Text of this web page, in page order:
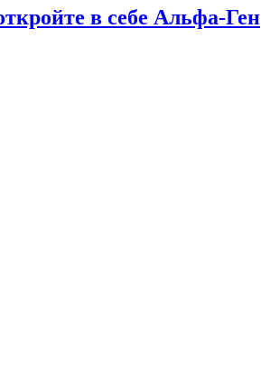
в себе Альфа-Ген